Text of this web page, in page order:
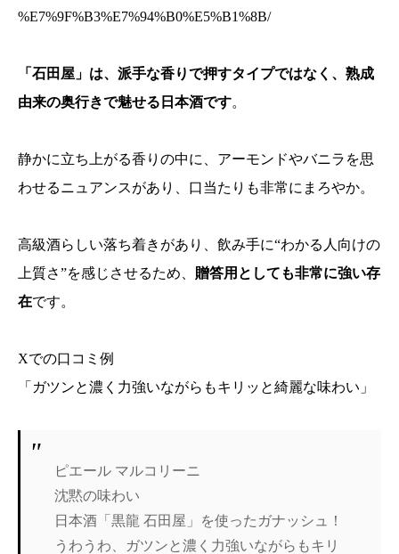
%E7%9F%B3%E7%94%B0%E5%B1%8B/
「石田屋」は、派手な香りで押すタイプではなく、熟成
由来の奥行きで魅せる日本酒です。
静かに立ち上がる香りの中に、アーモンドやバニラを思
わせるニュアンスがあり、口当たりも非常にまろやか。
高級酒らしい落ち着きがあり、飲み手に“わかる人向けの
上質さ”を感じさせるため、 贈答用としても非常に強い存
在です。
Xでの口コミ例
「ガツンと濃く力強いながらもキリッと綺麗な味わい」
ピエール マルコリーニ
沈黙の味わい
日本酒「黒龍 石田屋」を使ったガナッシュ！
うわうわ、ガツンと濃く力強いながらもキリ